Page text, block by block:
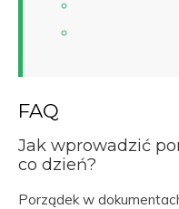
FAQ
Jak wprowadzić
co dzień?
Porządek w